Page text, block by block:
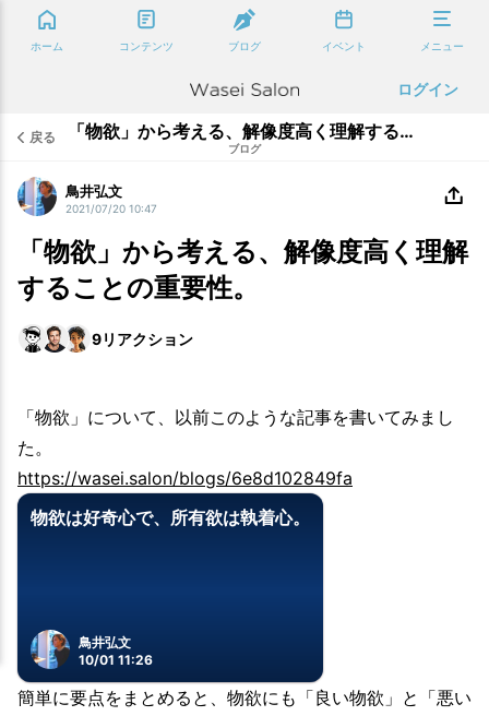
ホーム コンテンツ ブログ イベント メニュー
ログイン
戻る 「物欲」から考える、解像度高く理解することの重要性。
ブログ
鳥井弘文
2021/07/20 10:47
「物欲」から考える、解像度高く理解
することの重要性。
9リアクション
「物欲」について、以前このような記事を書いてみまし
た。
https://wasei.salon/blogs/6e8d102849fa
物欲は好奇心で、所有欲は執着心。
鳥井弘文
10/01 11:26
簡単に要点をまとめると、物欲にも「良い物欲」と「悪い